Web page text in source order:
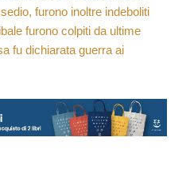
furono inoltre indeboliti
furono colpiti da ultime
fu dichiarata guerra ai